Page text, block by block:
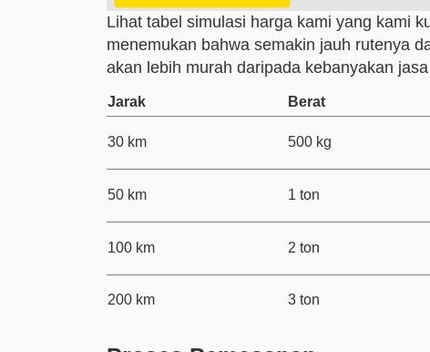
Lihat tabel simulasi harga kami yang kami
menemukan bahwa semakin jauh rutenya
akan lebih murah daripada kebanyakan jasa
Jarak Berat
30 km 500 kg
50 km 1 ton
100 km 2 ton
200 km 3 ton